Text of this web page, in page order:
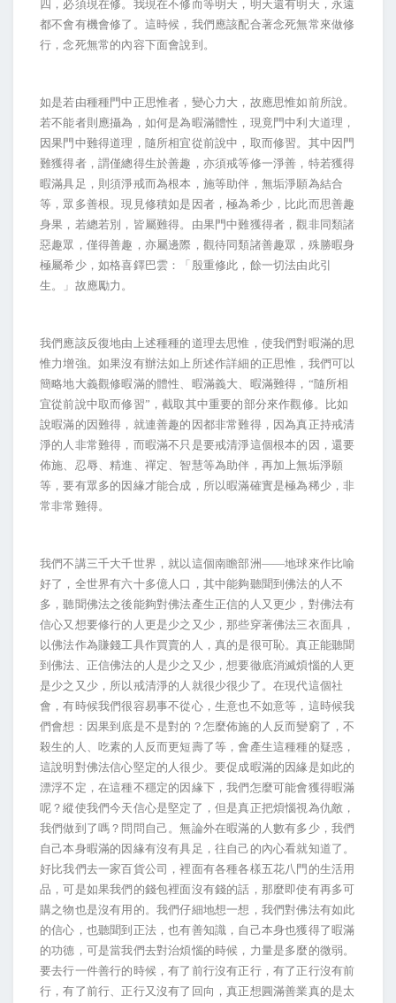
四，必須現在修。我現在不修而等明天，明天還有明天，永遠
都不會有機會修了。這時候，我們應該配合著念死無常來做修
行，念死無常的內容下面會說到。
如是若由種種門中正思惟者，變心力大，故應思惟如前所說。
若不能者則應攝為，如何是為暇滿體性，現竟門中利大道理，
因果門中難得道理，隨所相宜從前說中，取而修習。其中因門
難獲得者，謂僅總得生於善趣，亦須戒等修一淨善，特若獲得
暇滿具足，則須淨戒而為根本，施等助伴，無垢淨願為結合
等，眾多善根。現見修積如是因者，極為希少，比此而思善趣
身果，若總若別，皆屬難得。由果門中難獲得者，觀非同類諸
惡趣眾，僅得善趣，亦屬邊際，觀待同類諸善趣眾，殊勝暇身
極屬希少，如格喜鐸巴雲：「殷重修此，餘一切法由此引
生。」故應勵力。
我們應該反復地由上述種種的道理去思惟，使我們對暇滿的思
惟力增強。如果沒有辦法如上所述作詳細的正思惟，我們可以
簡略地大義觀修暇滿的體性、暇滿義大、暇滿難得，“隨所相
宜從前說中取而修習”，截取其中重要的部分來作觀修。比如
說暇滿的因難得，就連善趣的因都非常難得，因為真正持戒清
淨的人非常難得，而暇滿不只是要戒清淨這個根本的因，還要
佈施、忍辱、精進、禪定、智慧等為助伴，再加上無垢淨願
等，要有眾多的因緣才能合成，所以暇滿確實是極為稀少，非
常非常難得。
我們不講三千大千世界，就以這個南瞻部洲——地球來作比喻
好了，全世界有六十多億人口，其中能夠聽聞到佛法的人不
多，聽聞佛法之後能夠對佛法產生正信的人又更少，對佛法有
信心又想要修行的人更是少之又少，那些穿著佛法三衣面具，
以佛法作為賺錢工具作買賣的人，真的是很可恥。真正能聽聞
到佛法、正信佛法的人是少之又少，想要徹底消滅煩惱的人更
是少之又少，所以戒清淨的人就很少很少了。在現代這個社
會，有時候我們很容易事不從心，生意也不如意等，這時候我
們會想：因果到底是不是對的？怎麼佈施的人反而變窮了，不
殺生的人、吃素的人反而更短壽了等，會產生這種種的疑惑，
這說明對佛法信心堅定的人很少。要促成暇滿的因緣是如此的
漂浮不定，在這種不穩定的因緣下，我們怎麼可能會獲得暇滿
呢？縱使我們今天信心是堅定了，但是真正把煩惱視為仇敵，
我們做到了嗎？問問自己。無論外在暇滿的人數有多少，我們
自己本身暇滿的因緣有沒有具足，往自己的內心看就知道了。
好比我們去一家百貨公司，裡面有各種各樣五花八門的生活用
品，可是如果我們的錢包裡面沒有錢的話，那麼即使有再多可
購之物也是沒有用的。我們仔細地想一想，我們對佛法有如此
的信心，也聽聞到正法，也有善知識，自己本身也獲得了暇滿
的功德，可是當我們去對治煩惱的時候，力量是多麼的微弱。
要去行一件善行的時候，有了前行沒有正行，有了正行沒有前
行，有了前行、正行又沒有了回向，真正想圓滿善業真的是太